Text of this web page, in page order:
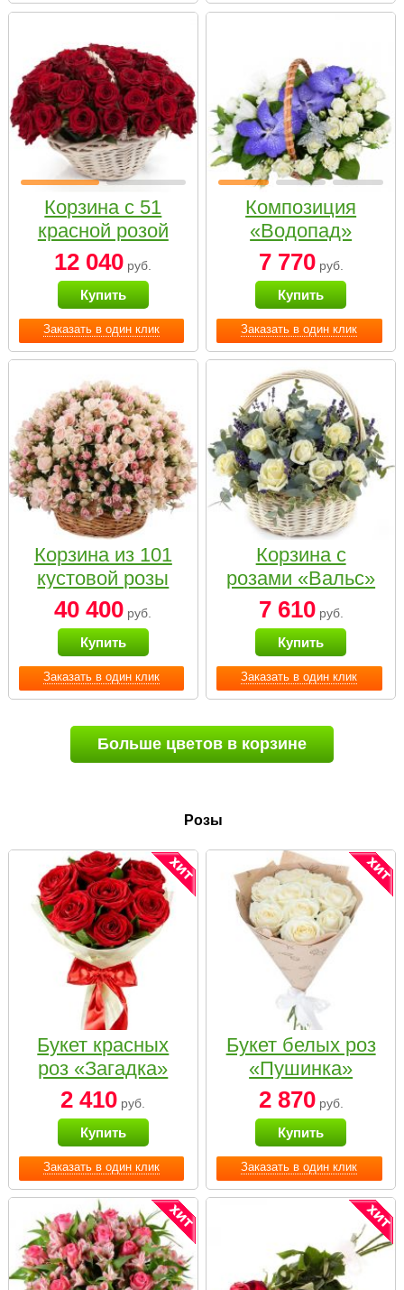
Заказать в один клик
Корзина с 51
красной розой
12 040 руб.
Купить
Заказать в один клик
Композиция
«Водопад»
7 770руб.
Купить
Заказать в один клик
Корзина из 101
кустовой розы
нежных тонов
40 400 руб.
Купить
Заказать в один клик
Корзина с
розами «Вальс»
7 610руб.
Купить
Больше цветов в корзине
Розы
Заказать в один клик
Букет красных
роз «Загадка»
2 410 руб.
Купить
Заказать в один клик
Букет белых роз
«Пушинка»
2 870руб.
Купить